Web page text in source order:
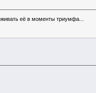
её в моменты триумфа...